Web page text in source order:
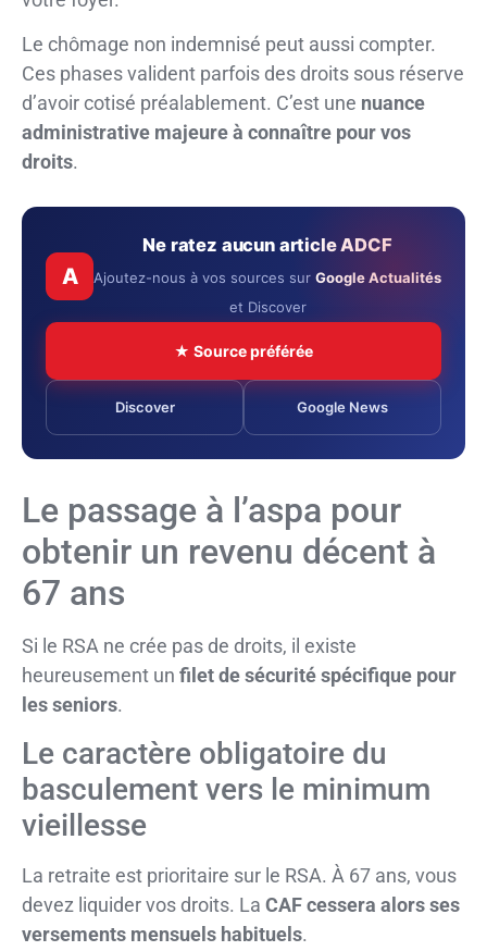
Le chômage non indemnisé peut aussi compter.
Ces phases valident parfois des droits sous réserve
d’avoir cotisé préalablement. C’est une nuance
administrative majeure à connaître pour vos
droits.
A
Ne ratez aucun article ADCF
Ajoutez-nous à vos sources sur Google Actualités
et Discover
★ Source préférée
Discover Google News
Le passage à l’aspa pour
obtenir un revenu décent à
67 ans
Si le RSA ne crée pas de droits, il existe
heureusement un filet de sécurité spécifique pour
les seniors.
Le caractère obligatoire du
basculement vers le minimum
vieillesse
La retraite est prioritaire sur le RSA. À 67 ans, vous
devez liquider vos droits. La CAF cessera alors ses
versements mensuels habituels.